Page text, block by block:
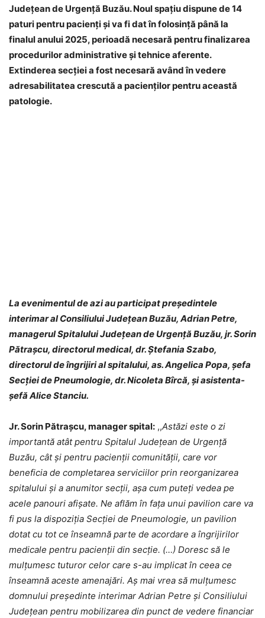
Județean de Urgență Buzău. Noul spațiu dispune de 14
paturi pentru pacienți și va fi dat în folosință până la
finalul anului 2025, perioadă necesară pentru finalizarea
procedurilor administrative și tehnice aferente.
Extinderea secției a fost necesară având în vedere
adresabilitatea crescută a pacienților pentru această
patologie.
La evenimentul de azi au participat președintele
interimar al Consiliului Județean Buzău, Adrian Petre,
managerul Spitalului Județean de Urgență Buzău, jr. Sorin
Pătrașcu, directorul medical, dr. Ștefania Szabo,
directorul de îngrijiri al spitalului, as. Angelica Popa, șefa
Secției de Pneumologie, dr. Nicoleta Bîrcă, și asistenta-
șefă Alice Stanciu.
Jr. Sorin Pătrașcu, manager spital: ,,Astăzi este o zi
importantă atât pentru Spitalul Județean de Urgență
Buzău, cât și pentru pacienții comunității, care vor
beneficia de completarea serviciilor prin reorganizarea
spitalului și a anumitor secții, așa cum puteți vedea pe
acele panouri afișate. Ne aflăm în fața unui pavilion care va
fi pus la dispoziția Secției de Pneumologie, un pavilion
dotat cu tot ce înseamnă parte de acordare a îngrijirilor
medicale pentru pacienții din secție. (…) Doresc să le
mulțumesc tuturor celor care s-au implicat în ceea ce
înseamnă aceste amenajări. Aș mai vrea să mulțumesc
domnului președinte interimar Adrian Petre și Consiliului
Județean pentru mobilizarea din punct de vedere financiar